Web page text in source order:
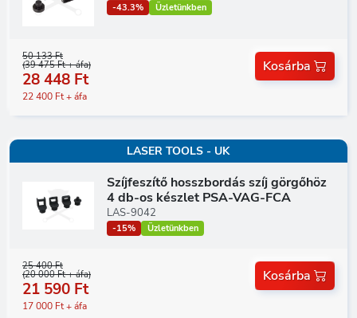
-43.3% Üzletünkben
50 133 Ft
(39 475 Ft + áfa)
28 448 Ft
22 400 Ft + áfa
Kosárba
LASER TOOLS - UK
Szíjfeszítő hosszbordás szíj görgőhöz
4 db-os készlet PSA-VAG-FCA
LAS-9042
-15% Üzletünkben
25 400 Ft
(20 000 Ft + áfa)
21 590 Ft
17 000 Ft + áfa
Kosárba